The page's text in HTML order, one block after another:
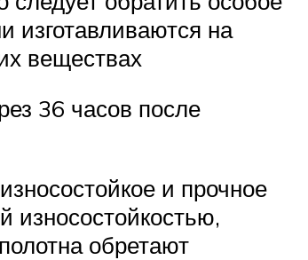
изготавливаются на
веществах
36 часов после
и прочное
износостойкостью,
обретают